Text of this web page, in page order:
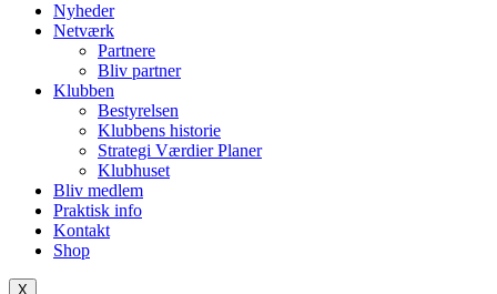
Nyheder
Netværk
Partnere
Bliv partner
Klubben
Bestyrelsen
Klubbens historie
Strategi Værdier Planer
Klubhuset
Bliv medlem
Praktisk info
Kontakt
Shop
X